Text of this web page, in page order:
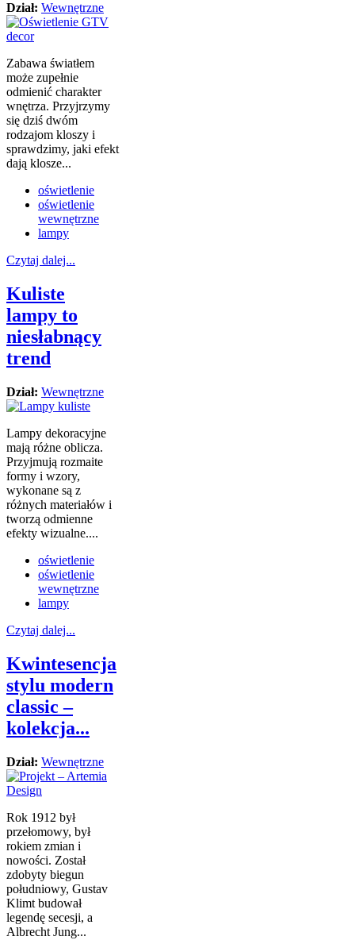
Dział: Wewnętrzne
Zabawa światłem
może zupełnie
odmienić charakter
wnętrza. Przyjrzymy
się dziś dwóm
rodzajom kloszy i
sprawdzimy, jaki efekt
dają klosze...
oświetlenie
oświetlenie
wewnętrzne
lampy
Czytaj dalej...
Kuliste
lampy to
niesłabnący
trend
Dział: Wewnętrzne
Lampy dekoracyjne
mają różne oblicza.
Przyjmują rozmaite
formy i wzory,
wykonane są z
różnych materiałów i
tworzą odmienne
efekty wizualne....
oświetlenie
oświetlenie
wewnętrzne
lampy
Czytaj dalej...
Kwintesencja
stylu modern
classic –
kolekcja...
Dział: Wewnętrzne
Rok 1912 był
przełomowy, był
rokiem zmian i
nowości. Został
zdobyty biegun
południowy, Gustav
Klimt budował
legendę secesji, a
Albrecht Jung...